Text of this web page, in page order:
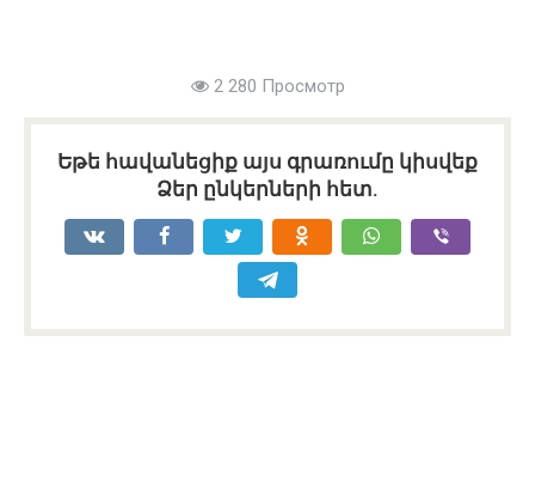
2 280 Просмотр
Եթե հավանեցիք այս գրառումը կիսվեք
Ձեր ընկերների հետ.